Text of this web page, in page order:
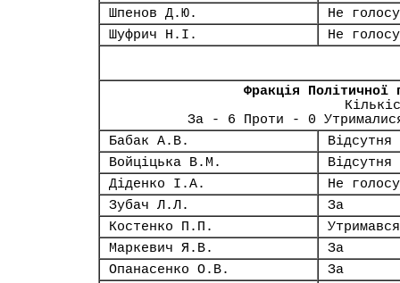
Шпенов Д.Ю.
Не
Шуфрич Н.І.
Не
Фракція Політичної
За - 6 Проти - 0
Бабак А.В.
Відсутня
Войціцька В.М.
Відсутня
Діденко І.А.
Не
Зубач Л.Л.
За
Костенко П.П.
Утримався
Маркевич Я.В.
За
Опанасенко О.В.
За